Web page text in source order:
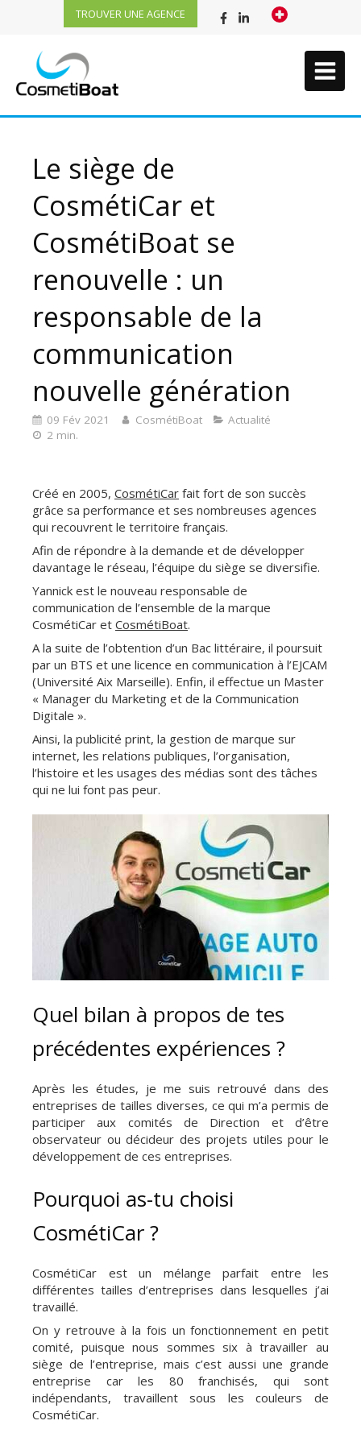
TROUVER UNE AGENCE
Le siège de
CosmétiCar et
CosmétiBoat se
renouvelle : un
responsable de la
communication
nouvelle génération
09 Fév 2021 CosmétiBoat
Actualité
2 min.
Créé en 2005, CosmétiCar fait fort de son succès
grâce sa performance et ses nombreuses agences
qui recouvrent le territoire français.
Afin de répondre à la demande et de développer
davantage le réseau, l’équipe du siège se diversifie.
Yannick est le nouveau responsable de
communication de l’ensemble de la marque
CosmétiCar et CosmétiBoat.
A la suite de l’obtention d’un Bac littéraire, il poursuit
par un BTS et une licence en communication à l’EJCAM
(Université Aix Marseille). Enfin, il effectue un Master
« Manager du Marketing et de la Communication
Digitale ».
Ainsi, la publicité print, la gestion de marque sur
internet, les relations publiques, l’organisation,
l’histoire et les usages des médias sont des tâches
qui ne lui font pas peur.
Quel bilan à propos de tes
précédentes expériences ?
Après les études, je me suis retrouvé dans des
entreprises de tailles diverses, ce qui m’a permis de
participer aux comités de Direction et d’être
observateur ou décideur des projets utiles pour le
développement de ces entreprises.
Pourquoi as-tu choisi
CosmétiCar ?
CosmétiCar est un mélange parfait entre les
différentes tailles d’entreprises dans lesquelles j’ai
travaillé.
On y retrouve à la fois un fonctionnement en petit
comité, puisque nous sommes six à travailler au
siège de l’entreprise, mais c’est aussi une grande
entreprise car les 80 franchisés, qui sont
indépendants, travaillent sous les couleurs de
CosmétiCar.